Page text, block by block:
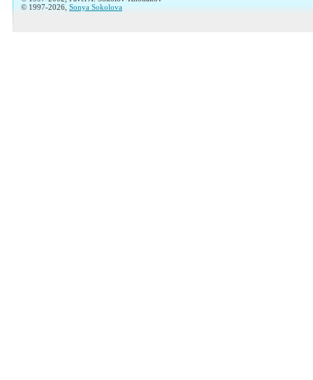
© 1997-2026, Sonya Sokolova